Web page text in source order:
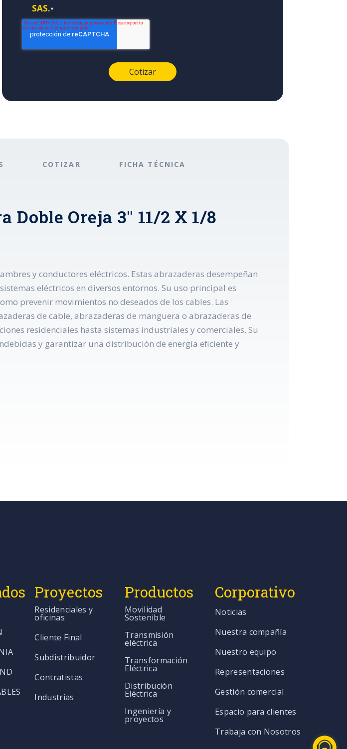
SAS.*
COTIZAR FICHA TÉCNICA
Oreja 3" 11/2 X 1/8
y conductores eléctricos. Estas abrazaderas desempeñan
eléctricos en diversos entornos. Su uso principal es
prevenir movimientos no deseados de los cables. Las
de cable, abrazaderas de manguera o abrazaderas de
residenciales hasta sistemas industriales y comerciales. Su
y garantizar una distribución de energía eficiente y
Proyectos
Residenciales y
oficinas
Cliente Final
Subdistribuidor
Contratistas
Industrias
Productos
Movilidad
Sostenible
Transmisión
eléctrica
Transformación
Eléctrica
Distribución
Eléctrica
Ingeniería y
proyectos
Corporativo
Noticias
Nuestra compañía
Nuestro equipo
Representaciones
Gestión comercial
Espacio para clientes
Trabaja con Nosotros